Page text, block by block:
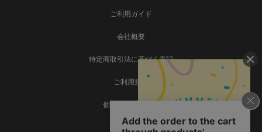
ご利用ガイド
会社概要
特定商取引法に基づく表記
ご利用規約
個人情報保護方針
お問い合わせ